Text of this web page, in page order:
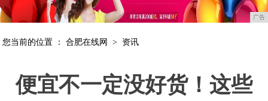
广告
您当前的位置 ：合肥在线网 > 资讯
便宜不一定没好货！这些